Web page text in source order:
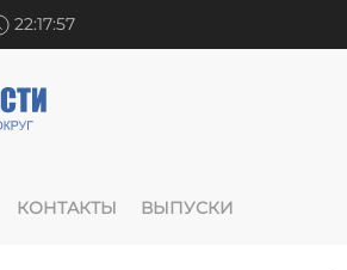
22:17:58
КОНТАКТЫ ВЫПУСКИ